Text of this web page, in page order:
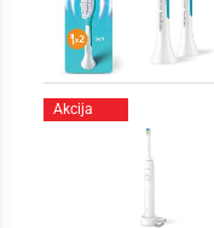
Akcija